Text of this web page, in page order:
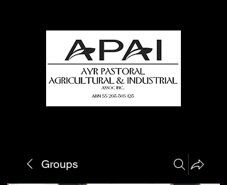
Groups